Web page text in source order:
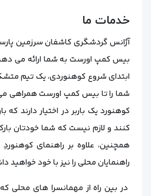
خدمات ما
آژانس گردشگری کاشفان سرزمین
بیس کمپ اورست به شما ارائه می
ابتدای شروع کوهنوردی، یک تیم
شما را تا بیس کمپ اورست همراهی
کوهنورد یک باربر در اختیار دارند که
کنند و لازم نیست که شما خودتان
همچنین، علاوه بر راهنمای
راهنمایان محلی را نیز با خود خواهید
در بین راه از مهمانسرا های محلی